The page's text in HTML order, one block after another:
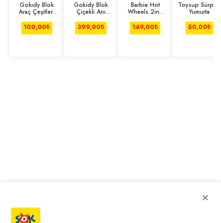
Gokıdy Blok
Araç Çeşitleri
100,00₺
Gokidy Blok
Çiçekli Anı
mavi
399,00₺
Barbie Hot
Wheels 2in1
149,00₺
Toysup Sürpriz
Yumurta
50,00₺
×